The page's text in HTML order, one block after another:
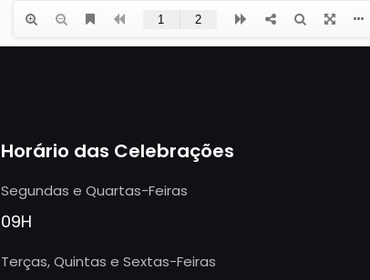
Horário das Celebrações
Segundas e Quartas-Feiras
09H
Terças, Quintas e Sextas-Feiras